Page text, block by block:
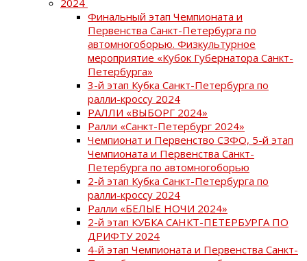
Финальный этап Чемпионата и
Первенства Санкт-Петербурга по
автомногоборью. Физкультурное
мероприятие «Кубок Губернатора Санкт-
Петербурга»
3-й этап Кубка Санкт-Петербурга по
ралли-кроссу 2024
РАЛЛИ «ВЫБОРГ 2024»
Ралли «Санкт-Петербург 2024»
Чемпионат и Первенство СЗФО, 5-й этап
Чемпионата и Первенства Санкт-
Петербурга по автомногоборью
2-й этап Кубка Санкт-Петербурга по
ралли-кроссу 2024
Ралли «БЕЛЫЕ НОЧИ 2024»
2-й этап КУБКА САНКТ-ПЕТЕРБУРГА ПО
ДРИФТУ 2024
4-й этап Чемпионата и Первенства Санкт-